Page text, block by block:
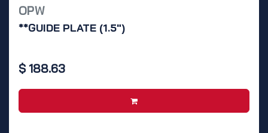
OPW
**GUIDE PLATE (1.5")
$ 188.63